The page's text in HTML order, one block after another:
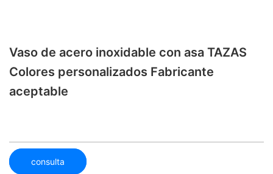
Vaso de acero inoxidable con asa TAZAS
Colores personalizados Fabricante
aceptable
consulta